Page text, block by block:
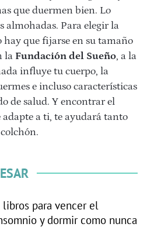
que duermen bien. Lo
almohadas. Para elegir la
hay que fijarse en su tamaño
la Fundación del Sueño, a la
influye tu cuerpo, la
e incluso características
de salud. Y encontrar el
adapte a ti, te ayudará tanto
libros para vencer el
y dormir como nunca